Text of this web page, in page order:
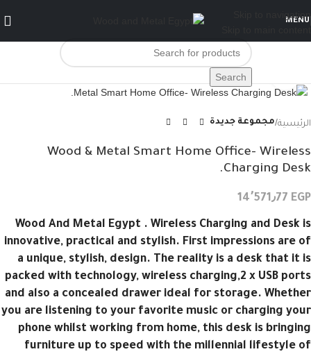
Skip to navigation
MENU
Search
Click to enlarge
الرئيسية مجموعة جديدة
Wood & Metal Smart Home Office- Wireless
Charging Desk.
14٬571٫77 EGP
Wood And Metal Egypt . Wireless Charging and Desk is
innovative, practical and stylish. First impressions are of
a unique, stylish, design. The reality is a desk that it is
packed with technology, wireless charging,2 x USB ports
and also a concealed drawer ideal for storage. Whether
you are listening to your favorite music or charging your
phone whilst working from home, this desk is bringing
furniture up to speed with the millennial lifestyle of